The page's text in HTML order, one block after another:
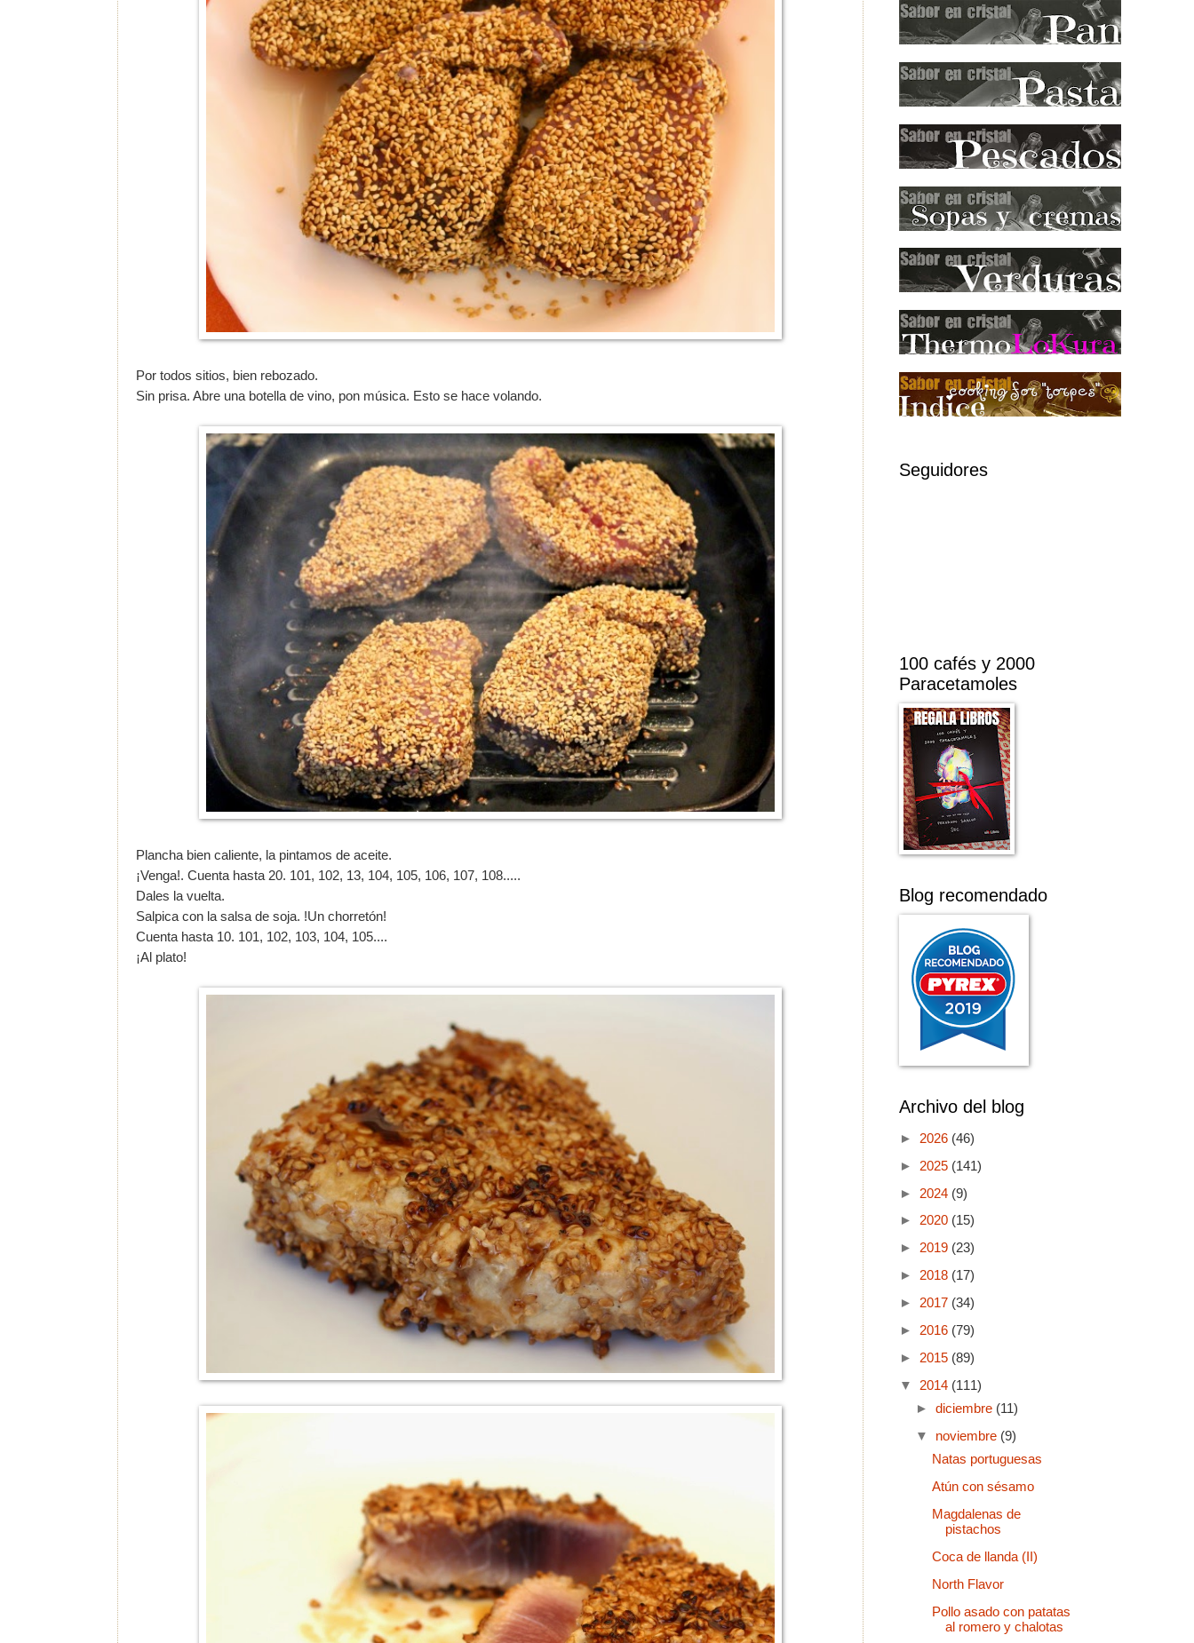
Por todos sitios, bien rebozado.
Sin prisa. Abre una botella de vino, pon música. Esto se hace volando.
Plancha bien caliente, la pintamos de aceite.
¡Venga!. Cuenta hasta 20. 101, 102, 13, 104, 105, 106, 107, 108.....
Dales la vuelta.
Salpica con la salsa de soja. !Un chorretón!
Cuenta hasta 10. 101, 102, 103, 104, 105....
¡Al plato!
Seguidores
100 cafés y 2000
Paracetamoles
Blog recomendado
Archivo del blog
► 2026 (46)
► 2025 (141)
► 2024 (9)
► 2020 (15)
► 2019 (23)
► 2018 (17)
► 2017 (34)
► 2016 (79)
► 2015 (89)
▼ 2014 (111)
► diciembre (11)
▼ noviembre (9)
Natas portuguesas
Atún con sésamo
Magdalenas de
pistachos
Coca de llanda (II)
North Flavor
Pollo asado con patatas
al romero y chalotas